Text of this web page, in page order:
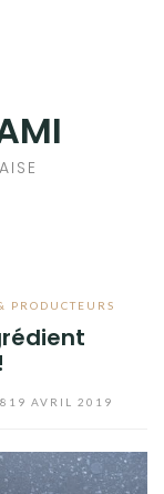
PRODUCTEURS
19 AVRIL 2019